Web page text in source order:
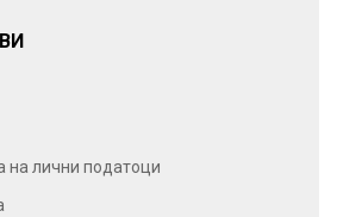
на лични податоци